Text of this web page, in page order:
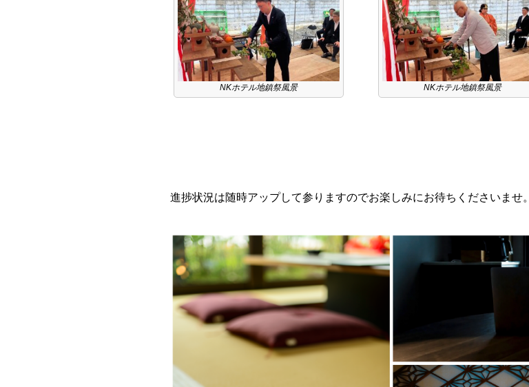
NKホテル地鎮祭風景 NKホテル地鎮祭風景
進捗状況は随時アップして参りますのでお楽しみにお待ちくださいませ。